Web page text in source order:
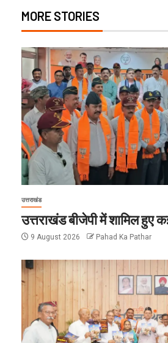
MORE STORIES
उत्तराखंड
उत्तराखंड बीजेपी में शामिल हुए
9 August 2026 Pahad Ka Pathar